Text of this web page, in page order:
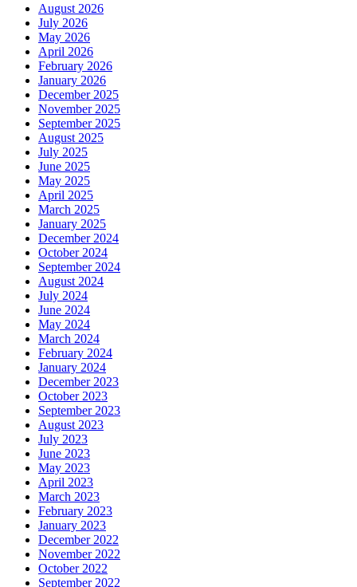
August 2026
July 2026
May 2026
April 2026
February 2026
January 2026
December 2025
November 2025
September 2025
August 2025
July 2025
June 2025
May 2025
April 2025
March 2025
January 2025
December 2024
October 2024
September 2024
August 2024
July 2024
June 2024
May 2024
March 2024
February 2024
January 2024
December 2023
October 2023
September 2023
August 2023
July 2023
June 2023
May 2023
April 2023
March 2023
February 2023
January 2023
December 2022
November 2022
October 2022
September 2022